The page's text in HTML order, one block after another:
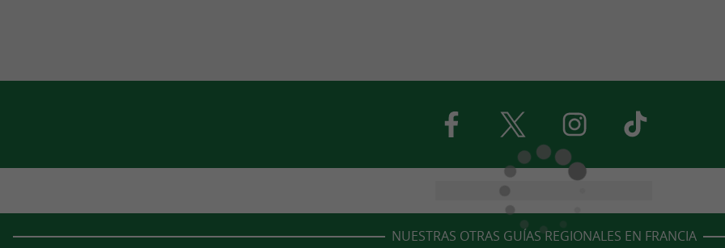
NUESTRAS OTRAS GUÍAS REGIONALES EN FRANCIA